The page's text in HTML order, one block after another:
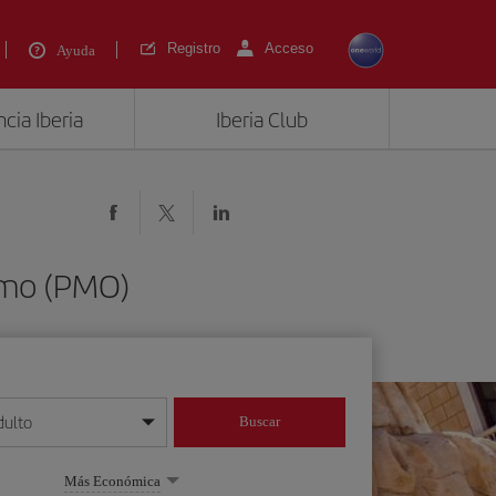
Ayuda Registro Acceso
Iberia Iberia Club
(PMO)
mes/año
Buscar
Más Económica